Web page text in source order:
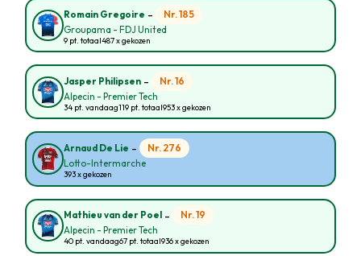
Romain Gregoire - Nr. 185
Groupama - FDJ United
9 pt. totaal487 x gekozen
Jasper Philipsen - Nr. 16
Alpecin - Premier Tech
34 pt. vandaag119 pt. totaal953 x gekozen
Arnaud De Lie - Nr. 276
Lotto-Intermarche
393 x gekozen
Mathieu van der Poel - Nr. 19
Alpecin - Premier Tech
40 pt. vandaag67 pt. totaal936 x gekozen